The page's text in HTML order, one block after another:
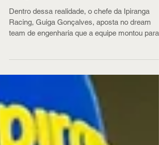
engenharia
Dentro dessa realidade, o chefe da Ipiranga
Racing, Guiga Gonçalves, aposta no dream
2025. Quando Guiga assumiu o comando, a
experiência e liderança de Andreas Mattheis,
que continua na organização como conselheiro
técnico e desportivo. Não vai mais à oficina
diariamente, mas está em Interlagos para a
etapa inaugural da Stock Car e provavelmente
estará em todas as corridas. Apenas não tem